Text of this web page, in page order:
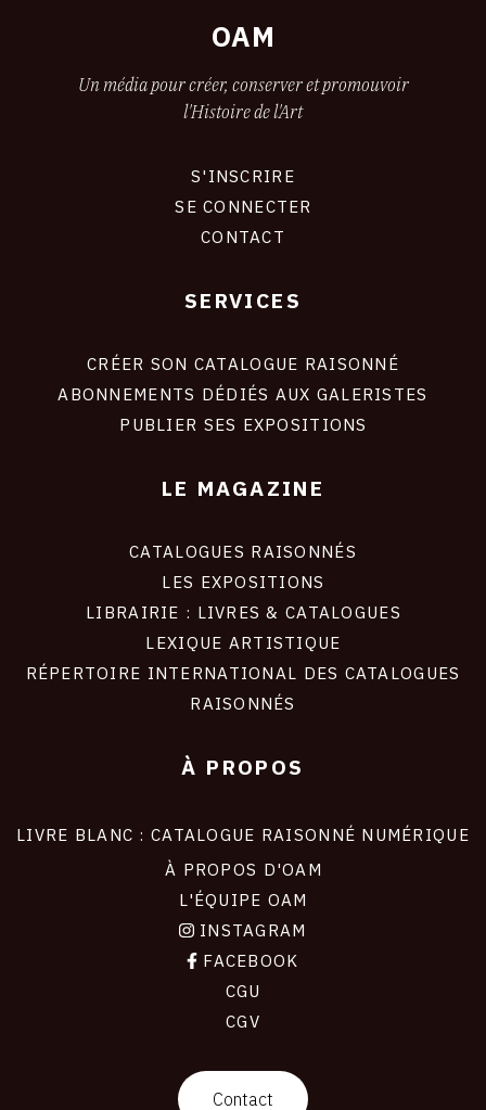
OAM
Un média pour créer, conserver et promouvoir
l'Histoire de l'Art
S'INSCRIRE
SE CONNECTER
CONTACT
SERVICES
CRÉER SON CATALOGUE RAISONNÉ
ABONNEMENTS DÉDIÉS AUX GALERISTES
PUBLIER SES EXPOSITIONS
LE MAGAZINE
CATALOGUES RAISONNÉS
LES EXPOSITIONS
LIBRAIRIE : LIVRES & CATALOGUES
LEXIQUE ARTISTIQUE
RÉPERTOIRE INTERNATIONAL DES CATALOGUES
RAISONNÉS
À PROPOS
LIVRE BLANC : CATALOGUE RAISONNÉ NUMÉRIQUE
À PROPOS D'OAM
L'ÉQUIPE OAM
INSTAGRAM
FACEBOOK
CGU
CGV
Contact